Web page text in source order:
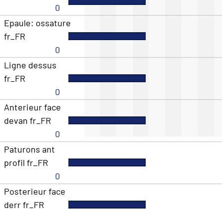
0
Epaule: ossature
fr_FR
0
Ligne dessus
fr_FR
0
Anterieur face
devan fr_FR
0
Paturons ant
profil fr_FR
0
Posterieur face
derr fr_FR